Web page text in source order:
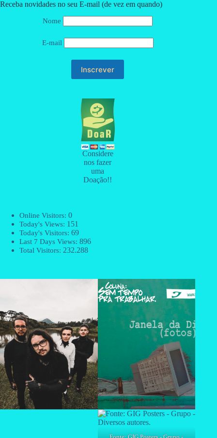
Receba novidades no seu E-mail (de vez em quando)
Nome
E-mail
Considere
nos fazer
uma
Doação!!
Online Visitors: 0
Today's Views: 151
Today's Visitors: 69
Last 7 Days Views: 896
Total Visitors: 232.288